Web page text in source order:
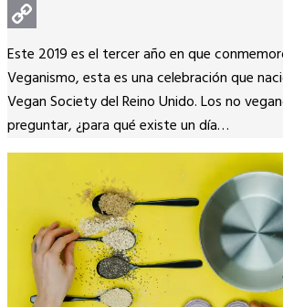
WhatsApp
Copy
Link
Este 2019 es el tercer año en que
Veganismo, esta es una celebración que
Vegan Society del Reino Unido. Los no
preguntar, ¿para qué existe un día…